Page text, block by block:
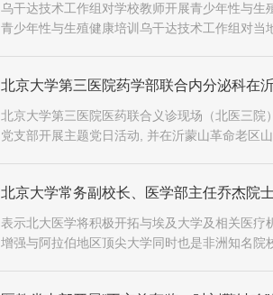
乌干达技术工作组对学校教师开展青少年性与
青少年性与生殖健康培训乌干达技术工作组对
北京大学第三医院药学部联合内分泌科在
北京大学第三医院医药联合义诊现场（北医三
党支部开展主题党日活动, 并在沂蒙山革命老区
北京大学常务副校长、医学部主任乔杰院
表示北大医学将积极开拓与埃及大学及相关医
增强与阿拉伯地区顶尖大学同时也是非洲知名